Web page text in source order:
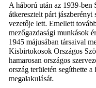
A háború után az 1939-ben
átkeresztelt párt
vezetője lett. Emellett
mezőgazdasági munkások
1945 májusában társaival
Kisbirtokosok Országos
hamarosan országos
ország területén segíthette
megalakulását.